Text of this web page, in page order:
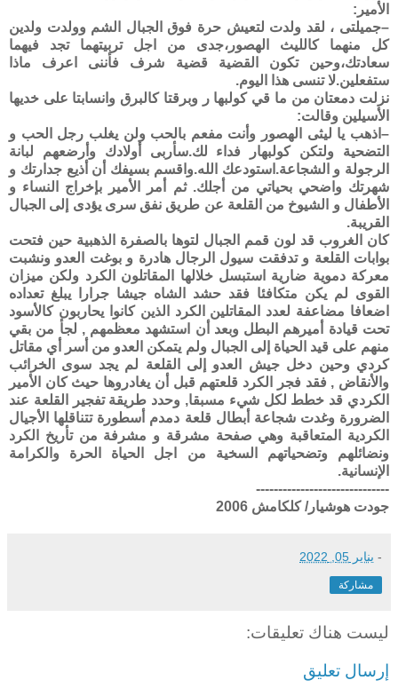
الأمير:
–جميلتى ، لقد ولدت لتعيش حرة فوق الجبال الشم وولدت ولدين
كل منهما كالليث الهصور،جدى من اجل تربيتهما تجد فيهما
سعادتك،وحين تكون القضية قضية شرف فأننى اعرف ماذا
ستفعلين.لا تنسى هذا اليوم.
نزلت دمعتان من ما قي كولبها ر وبرقتا كالبرق وانسابتا على خديها
الأسيلين وقالت:
–اذهب يا ليثى الهصور وأنت مفعم بالحب ولن يغلب رجل الحب و
التضحية ولتكن كولبهار فداء لك.سأربى أولادك وأرضعهم لبانة
الرجولة و الشجاعة.استودعك الله.واقسم بسيفك أن أذيع جدارتك و
شهرتك واضحي بحياتي من أجلك. ثم أمر الأمير بإخراج النساء و
الأطفال و الشيوخ من القلعة عن طريق نفق سرى يؤدى إلى الجبال
القريبة.
كان الغروب قد لون قمم الجبال لتوها بالصفرة الذهبية حين فتحت
بوابات القلعة و تدفقت سيول الرجال هادرة و بوغت العدو ونشبت
معركة دموية ضارية استبسل خلالها المقاتلون الكرد ولكن ميزان
القوى لم يكن متكافئا فقد حشد الشاه جيشا جرارا يبلغ تعداده
اضعافا مضاعفة لعدد المقاتلين الكرد الذين كانوا يحاربون كالأسود
تحت قيادة أميرهم البطل وبعد أن استشهد معظمهم , لجأ من بقي
منهم على قيد الحياة إلى الجبال ولم يتمكن العدو من أسر أي مقاتل
كردي وحين دخل جيش العدو إلى القلعة لم يجد سوى الخرائب
والأنقاض , فقد فجر الكرد قلعتهم قبل أن يغادروها حيث كان الأمير
الكردي قد خطط لكل شيء مسبقا, وحدد طريقة تفجير القلعة عند
الضرورة وغدت شجاعة أبطال قلعة دمدم أسطورة تتناقلها الأجيال
الكردية المتعاقبة وهي صفحة مشرقة و مشرفة من تأريخ الكرد
ونضائلهم وتضحياتهم السخية من اجل الحياة الحرة والكرامة
الإنسانية.
------------------------------
جودت هوشيار/ كلكامش 2006
- يناير 05, 2022
مشاركة
ليست هناك تعليقات:
إرسال تعليق